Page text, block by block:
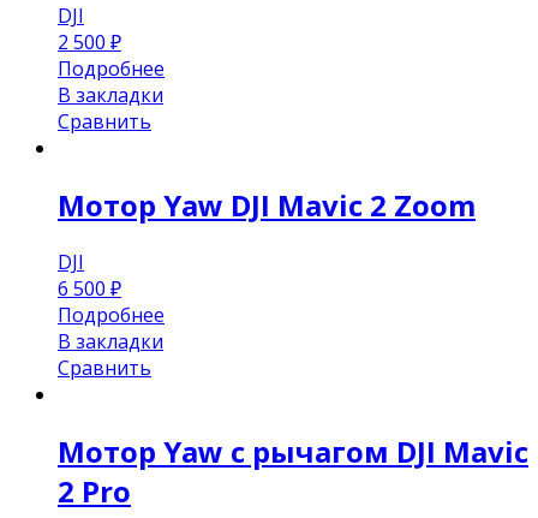
DJI
2 500 ₽
Подробнее
В закладки
Сравнить
Мотор Yaw DJI Mavic 2 Zoom
DJI
6 500 ₽
Подробнее
В закладки
Сравнить
Мотор Yaw с рычагом DJI Mavic
2 Pro